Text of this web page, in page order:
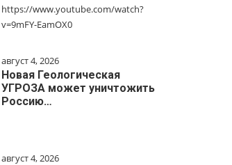
https://www.youtube.com/watch?
v=9mFY-EamOX0
август 4, 2026
Новая Геологическая
УГРОЗА может уничтожить
Россию…
август 4, 2026